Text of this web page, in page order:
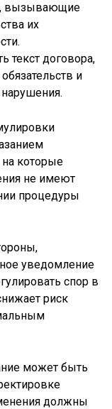
вызывающие
их
текст договора,
и
на которые
не имеют
процедуры
уведомление
спор в
риск
может быть
должны